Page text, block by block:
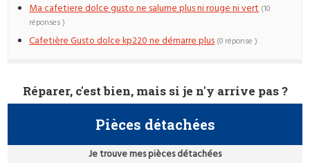
Ma cafetiere dolce gusto ne salume plus ni rouge ni vert (10
réponses )
Cafetière Gusto dolce kp220 ne démarre plus (0 réponse )
Réparer, c'est bien, mais si je n'y arrive pas ?
Pièces détachées
Je trouve mes pièces détachées